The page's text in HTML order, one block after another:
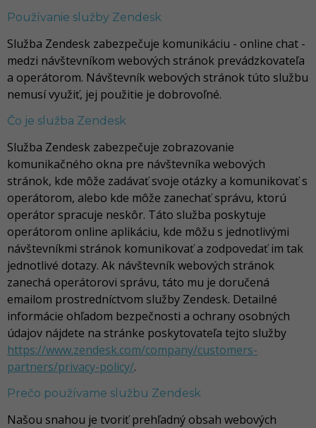
Používanie služby Zendesk
Služba Zendesk zabezpečuje komunikáciu - online chat -
medzi návštevníkom webových stránok prevádzkovateľa
a operátorom. Návštevník webových stránok túto službu
nemusí využiť, jej použitie je dobrovoľné.
Čo je služba Zendesk
Služba Zendesk zabezpečuje zobrazovanie
komunikačného okna pre návštevníka webových
stránok, kde môže zadávať svoje otázky a komunikovať s
operátorom, alebo kde môže zanechať správu, ktorú
operátor spracuje neskôr. Táto služba poskytuje
operátorom online aplikáciu, kde môžu s jednotlivými
návštevníkmi stránok komunikovať a zodpovedať im tak
jednotlivé dotazy. Ak návštevník webových stránok
zanechá operátorovi správu, táto mu je doručená
emailom prostredníctvom služby Zendesk. Detailné
informácie ohľadom bezpečnosti a ochrany osobných
údajov nájdete na stránke poskytovateľa tejto služby
https://www.zendesk.com/company/customers-
partners/privacy-policy/.
Prečo používame službu Zendesk
Našou snahou je tvoriť prehľadný obsah webových